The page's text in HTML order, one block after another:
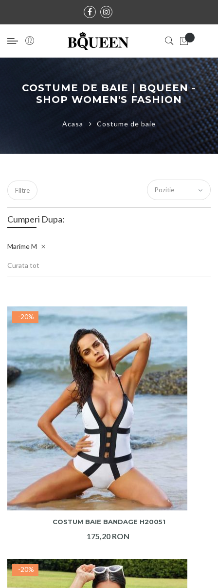
COSTUME DE BAIE | BQUEEN -
SHOP WOMEN'S FASHION
Acasa Costume de baie
-20%
ADAUGA IN COS
COSTUM BAIE BANDAGE H20051
175,20 RON
-20%
Filtre
Cumperi Dupa:
MarimeM
Curata tot